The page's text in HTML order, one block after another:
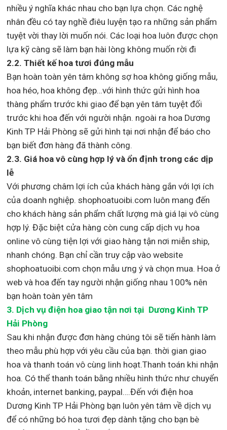
nhiều ý nghĩa khác nhau cho bạn lựa chọn. Các nghệ
nhân đều có tay nghề điêu luyện tạo ra những sản phẩm
tuyệt vời thay lời muốn nói. Các loại hoa luôn được chọn
lựa kỹ càng sẽ làm bạn hài lòng không muốn rời đi
2.2. Thiết kế hoa tươi đúng mẫu
Bạn hoàn toàn yên tâm không sợ hoa không giống mẫu,
hoa héo, hoa không đẹp…với hình thức gửi hình hoa
thàng phẩm trước khi giao để bạn yên tâm tuyệt đối
trước khi hoa đến với người nhận. ngoài ra hoa Dương
Kinh TP Hải Phòng sẽ gửi hình tại nơi nhận để báo cho
bạn biết đơn hàng đã thành công.
2.3. Giá hoa vô cùng hợp lý và ổn định trong các dịp
lễ
Với phương châm lợi ích của khách hàng gắn với lợi ích
của doanh nghiệp. shophoatuoibi.com luôn mang đến
cho khách hàng sản phẩm chất lượng mà giá lại vô cùng
hợp lý. Đặc biệt cửa hàng còn cung cấp dịch vụ hoa
online vô cùng tiện lợi với giao hàng tận nơi miễn ship,
nhanh chóng. Bạn chỉ cần truy cập vào website
shophoatuoibi.com chọn mẫu ưng ý và chọn mua. Hoa ở
web và hoa đến tay người nhận giống nhau 100% nên
bạn hoàn toàn yên tâm
3. Dịch vụ điện hoa giao tận nơi tại Dương Kinh TP
Hải Phòng
Sau khi nhận được đơn hàng chúng tôi sẽ tiến hành làm
theo mẫu phù hợp với yêu cầu của bạn. thời gian giao
hoa và thanh toán vô cùng linh hoạt.Thanh toán khi nhận
hoa. Có thể thanh toán bằng nhiều hình thức như chuyển
khoản, internet banking, paypal….Đến với điện hoa
Dương Kinh TP Hải Phòng bạn luôn yên tâm về dịch vụ
để có những bó hoa tươi đẹp dành tặng cho bạn bè